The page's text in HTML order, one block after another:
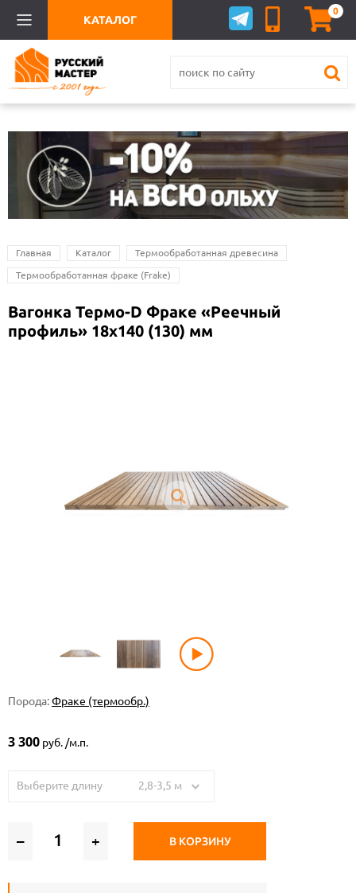
0
КАТАЛОГ
Главная Каталог Термообработанная древесина
Термообработанная фраке (Frake)
Вагонка Термо-D Фраке «Реечный
профиль» 18х140 (130) мм
Порода:Фраке (термообр.)
3 300 руб. /м.п.
Выберите длину 2,8-3,5 м
– + В КОРЗИНУ